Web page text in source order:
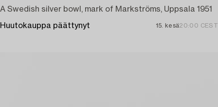
A Swedish silver bowl, mark of Markströms, Uppsala 1951
Huutokauppa päättynyt 15. kesä20:00 CEST